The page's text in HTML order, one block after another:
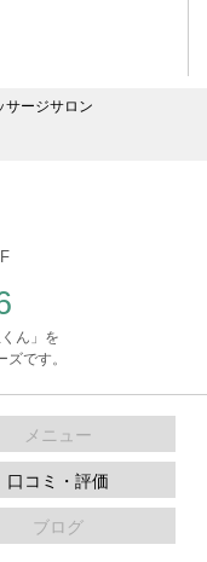
サージサロン
ん」を
です。
メニュー
口コミ・評価
ブログ